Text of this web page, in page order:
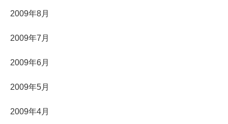
2009年8月
2009年7月
2009年6月
2009年5月
2009年4月